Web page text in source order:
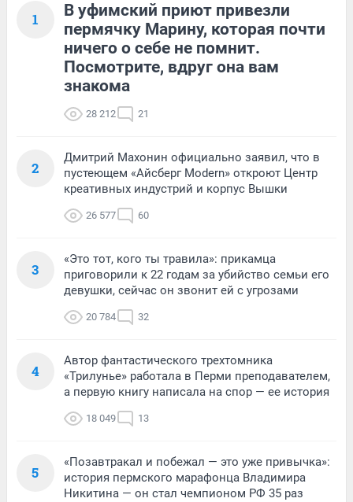
1
В уфимский приют привезли
пермячку Марину, которая почти
ничего о себе не помнит.
Посмотрите, вдруг она вам
знакома
28 212 21
2
Дмитрий Махонин официально заявил, что в
пустеющем «Айсберг Modern» откроют Центр
креативных индустрий и корпус Вышки
26 577 60
3
«Это тот, кого ты травила»: прикамца
приговорили к 22 годам за убийство семьи его
девушки, сейчас он звонит ей с угрозами
20 784 32
4
Автор фантастического трехтомника
«Трилунье» работала в Перми преподавателем,
а первую книгу написала на спор — ее история
18 049 13
5
«Позавтракал и побежал — это уже привычка»:
история пермского марафонца Владимира
Никитина — он стал чемпионом РФ 35 раз